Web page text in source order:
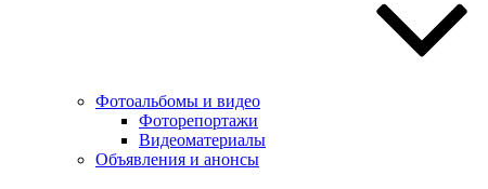
Фотоальбомы и видео
Фоторепортажи
Видеоматериалы
Объявления и анонсы